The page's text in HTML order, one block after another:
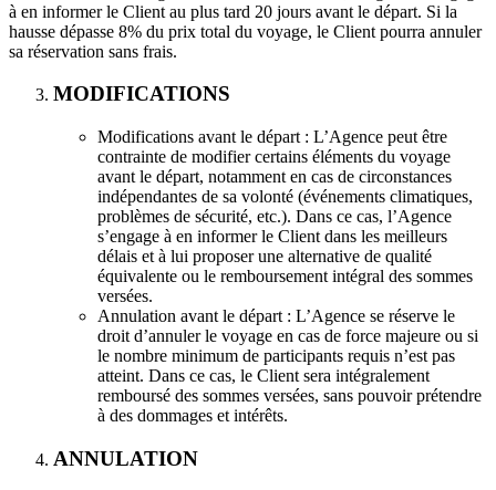
à en informer le Client au plus tard 20 jours avant le départ. Si la
hausse dépasse 8% du prix total du voyage, le Client pourra annuler
sa réservation sans frais.
MODIFICATIONS
Modifications avant le départ : L’Agence peut être
contrainte de modifier certains éléments du voyage
avant le départ, notamment en cas de circonstances
indépendantes de sa volonté (événements climatiques,
problèmes de sécurité, etc.). Dans ce cas, l’Agence
s’engage à en informer le Client dans les meilleurs
délais et à lui proposer une alternative de qualité
équivalente ou le remboursement intégral des sommes
versées.
Annulation avant le départ : L’Agence se réserve le
droit d’annuler le voyage en cas de force majeure ou si
le nombre minimum de participants requis n’est pas
atteint. Dans ce cas, le Client sera intégralement
remboursé des sommes versées, sans pouvoir prétendre
à des dommages et intérêts.
ANNULATION